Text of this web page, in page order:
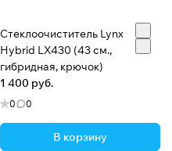
Стеклоочиститель Lynx
Hybrid LX430 (43 см.,
гибридная, крючок)
1 400 руб.
0 0
В корзину